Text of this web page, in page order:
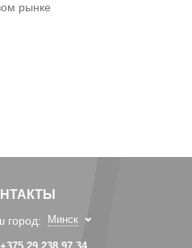
рынке
город: Минск